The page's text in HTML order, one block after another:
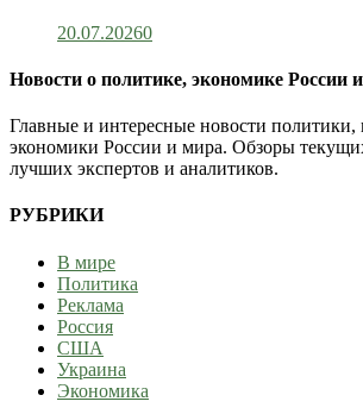
20.07.20260
Новости о политике, экономике России
Главные и интересные новости политики,
экономики России и мира. Обзоры
лучших экспертов и аналитиков.
РУБРИКИ
В мире
Политика
Реклама
Россия
США
Украина
Экономика